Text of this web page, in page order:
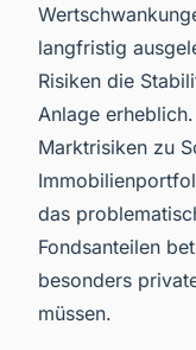
langfristig
Risiken die
Anlage
Marktrisiken zu
das
Fondsanteilen
besonders
müssen.